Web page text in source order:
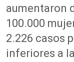
aumentaron
100.000
2.226 casos
inferiores a